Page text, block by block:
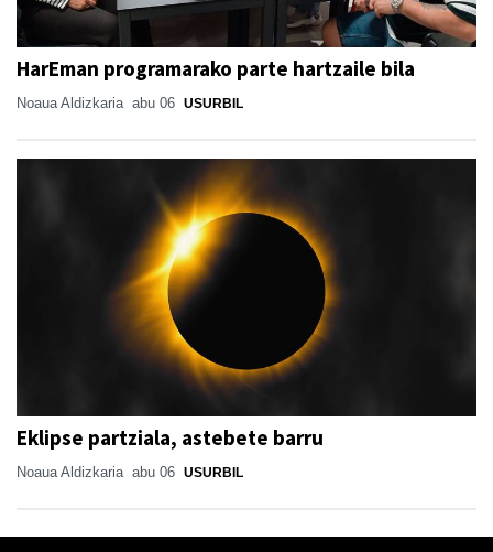
HarEman programarako parte hartzaile bila
Noaua Aldizkaria abu 06 USURBIL
Eklipse partziala, astebete barru
Noaua Aldizkaria abu 06 USURBIL